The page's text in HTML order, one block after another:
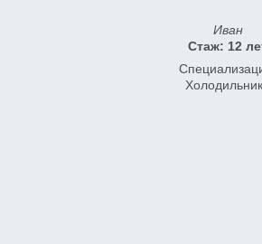
Иван
Стаж: 12